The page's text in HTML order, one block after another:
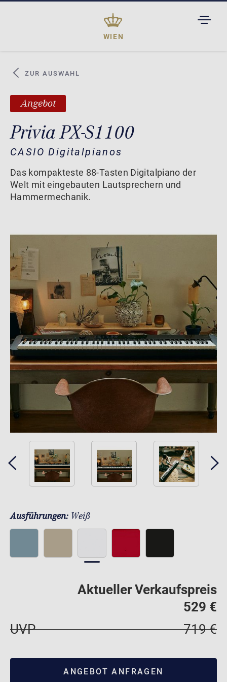
WIEN
ZUR AUSWAHL
Angebot
Privia PX-S1100
CASIO Digitalpianos
Das kompakteste 88-Tasten Digitalpiano der
Welt mit eingebauten Lautsprechern und
Hammermechanik.
Ausführungen: Weiß
Aktueller Verkaufspreis
529 €
UVP
719 €
ANGEBOT ANFRAGEN